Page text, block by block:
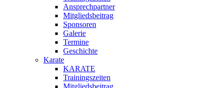
Ansprechpartner
Mitgliedsbeitrag
Sponsoren
Galerie
Termine
Geschichte
Karate
KARATE
Trainingszeiten
Mitgliedsbeitrag